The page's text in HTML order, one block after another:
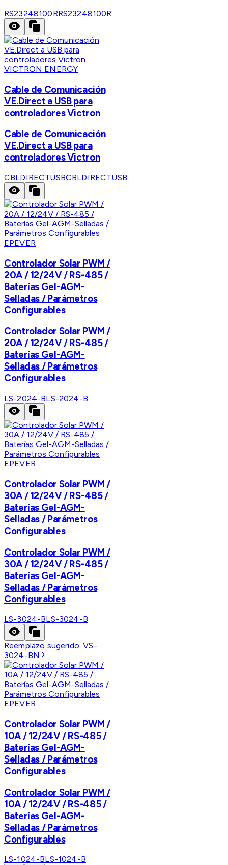
RS23248100RRS23248100R
VICTRON ENERGY
Cable de Comunicación
VE.Direct a USB para
controladores Victron
Cable de Comunicación
VE.Direct a USB para
controladores Victron
CBLDIRECTUSBCBLDIRECTUSB
EPEVER
Controlador Solar PWM /
20A / 12/24V / RS-485 /
Baterías Gel-AGM-
Selladas / Parámetros
Configurables
Controlador Solar PWM /
20A / 12/24V / RS-485 /
Baterías Gel-AGM-
Selladas / Parámetros
Configurables
LS-2024-BLS-2024-B
EPEVER
Controlador Solar PWM /
30A / 12/24V / RS-485 /
Baterías Gel-AGM-
Selladas / Parámetros
Configurables
Controlador Solar PWM /
30A / 12/24V / RS-485 /
Baterías Gel-AGM-
Selladas / Parámetros
Configurables
LS-3024-BLS-3024-B
Reemplazo sugerido:VS-
3024-BN
EPEVER
Controlador Solar PWM /
10A / 12/24V / RS-485 /
Baterías Gel-AGM-
Selladas / Parámetros
Configurables
Controlador Solar PWM /
10A / 12/24V / RS-485 /
Baterías Gel-AGM-
Selladas / Parámetros
Configurables
LS-1024-BLS-1024-B